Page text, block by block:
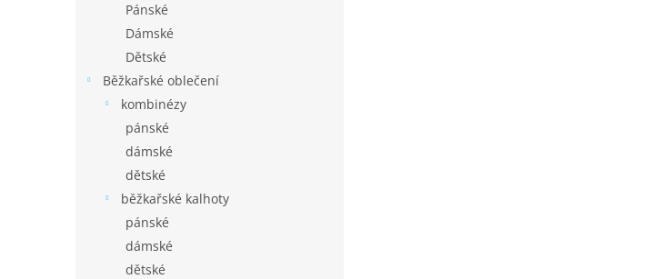
Pánské
Dámské
Dětské
Běžkařské oblečení
kombinézy
pánské
dámské
dětské
běžkařské kalhoty
pánské
dámské
dětské